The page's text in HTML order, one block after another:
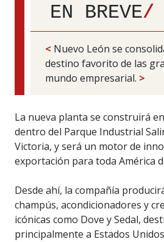
EN BREVE/
< Nuevo León se
destino favorito de las
mundo empresarial. >
La nueva planta se construirá
dentro del Parque Industrial
Victoria, y será un motor de
exportación para toda América
Desde ahí, la compañía
champús, acondicionadores y
icónicas como Dove y Sedal,
principalmente a Estados